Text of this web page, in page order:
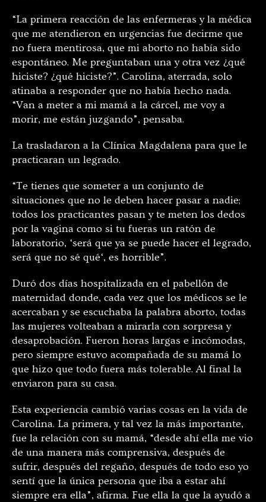
“La primera reacción de las enfermeras y la médica
que me atendieron en urgencias fue decirme que
no fuera mentirosa, que mi aborto no había sido
espontáneo. Me preguntaban una y otra vez ¿qué
hiciste? ¿qué hiciste?”. Carolina, aterrada, solo
atinaba a responder que no había hecho nada.
“Van a meter a mi mamá a la cárcel, me voy a
morir, me están juzgando”, pensaba.
La trasladaron a la Clínica Magdalena para que le
practicaran un legrado.
“Te tienes que someter a un conjunto de
situaciones que no le deben hacer pasar a nadie;
todos los practicantes pasan y te meten los dedos
por la vagina como si tu fueras un ratón de
laboratorio, ‘será que ya se puede hacer el legrado,
será que no sé qué‘, es horrible”.
Duró dos días hospitalizada en el pabellón de
maternidad donde, cada vez que los médicos se le
acercaban y se escuchaba la palabra aborto, todas
las mujeres volteaban a mirarla con sorpresa y
desaprobación. Fueron horas largas e incómodas,
pero siempre estuvo acompañada de su mamá lo
que hizo que todo fuera más tolerable. Al final la
enviaron para su casa.
Esta experiencia cambió varias cosas en la vida de
Carolina. La primera, y tal vez la más importante,
fue la relación con su mamá, “desde ahí ella me vio
de una manera más comprensiva, después de
sufrir, después del regaño, después de todo eso yo
sentí que la única persona que iba a estar ahí
siempre era ella”, afirma. Fue ella la que la ayudó a